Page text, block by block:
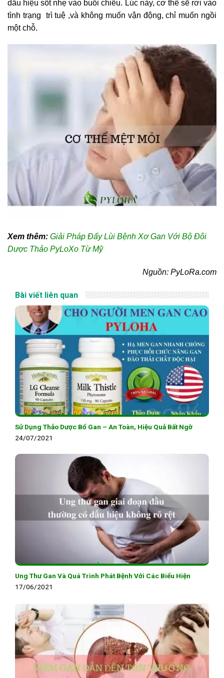
dấu hiệu sốt nhẹ vào buổi chiều. Lúc này, cơ thể sẽ rơi vào
tình trạng trì tuệ ,và không muốn vận động, chỉ muốn ngồi
một chỗ.
Xem thêm: Giải Pháp Đẩy Lùi Bệnh Xơ Gan Với Bộ Đôi
Dược Thảo PyLoXo Từ Mỹ
Nguồn: PyLoRa.com
Bài viết liên quan
Sử Dụng Thảo Dược Bổ Gan – An Toàn, Hiệu Quả Bất Ngờ
24/07/2021
Ung Thư Gan Và Quá Trình Phát Bệnh Với Các Biểu Hiện
17/06/2021